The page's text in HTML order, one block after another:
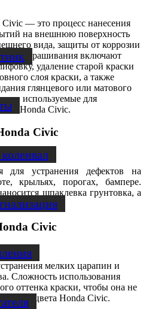
Civic — это процесс нанесения
на внешнюю поверхность
вида, защиты от коррозии
окрашивания включают
удаление старой краски
слоя краски, а также
глянцевого или матового
используемые для
Honda Civic.
Civic
для устранения дефектов на
крыльях, порогах, бампере.
шпаклевка грунтовка, а
Civic
мелких царапин и
Сложность использования
оттенка краски, чтобы она не
цвета Honda Civic.